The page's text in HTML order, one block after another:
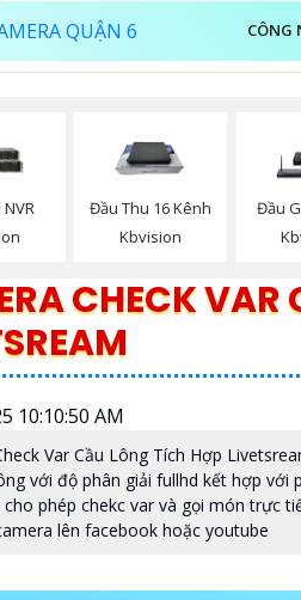
QUẬN 6 CÔNG
Đầu Thu 16 Kênh
Kbvision
Đầu
CHECK VAR
10:10:50 AM
Var Cầu Lông Tích Hợp
với độ phân giải fullhd kết hợp với
cho phép chekc var và gọi món trực
lên facebook hoặc youtube